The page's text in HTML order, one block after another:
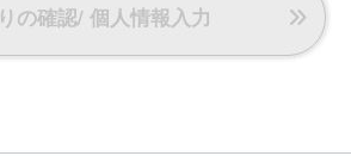
の確認/ 個人情報入力